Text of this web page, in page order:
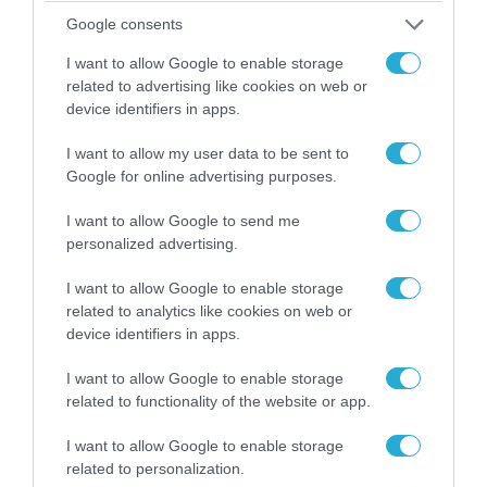
Google consents
I want to allow Google to enable storage
related to advertising like cookies on web or
device identifiers in apps.
I want to allow my user data to be sent to
Google for online advertising purposes.
I want to allow Google to send me
personalized advertising.
I want to allow Google to enable storage
related to analytics like cookies on web or
device identifiers in apps.
I want to allow Google to enable storage
related to functionality of the website or app.
I want to allow Google to enable storage
related to personalization.
21.12.2012 | 21:41
Αγρίνιο: Νέες συλλήψεις διακινητών
ναρκωτικών
Το απόγευμα της Πέμπτης στο Αγρίνιο,
συνελήφθησαν από Αστυνομικούς του Τμήματος
44 και 42 ετών, σε βάρος των οποίων σχηματίστηκε
δικογραφία για διακίνηση, μεταφορά και κατοχή
ναρκωτικών. Ειδικότερα κατά τη διάρκεια
συντονισμένης επιχείρησης των αστυνομικών του
Τμήματος Δίωξης Ναρκωτικών Αγρινίου
επιβατηγό […]